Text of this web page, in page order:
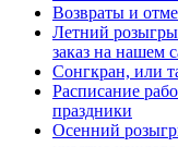
Возвраты и
Летний
заказ на нашем
Сонгкран, или
Расписание
праздники
Осенний